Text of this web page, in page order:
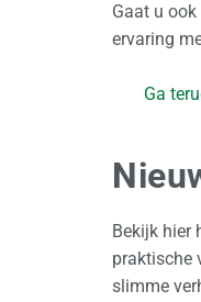
Gaat u
ervaring
Ga
Bekijk hier
praktische
slimme